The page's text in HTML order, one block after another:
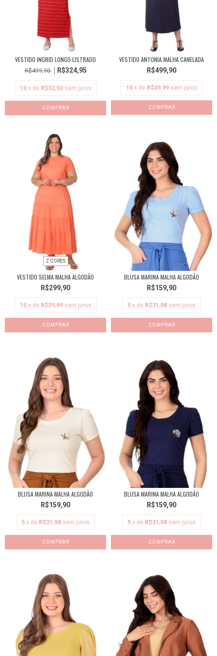
VESTIDO INGRID LONGO LISTRADO
R$499,90 R$324,95
10 x de R$32,50 sem juros
COMPRAR
VESTIDO ANTONIA MALHA CANELADA
R$499,90
10 x de R$49,99 sem juros
COMPRAR
2 CORES
VESTIDO SELMA MALHA ALGODÃO
R$299,90
10 x de R$29,99 sem juros
COMPRAR
BLUSA MARINA MALHA ALGODÃO
R$159,90
5 x de R$31,98 sem juros
COMPRAR
BLUSA MARINA MALHA ALGODÃO
R$159,90
5 x de R$31,98 sem juros
COMPRAR
BLUSA MARINA MALHA ALGODÃO
R$159,90
5 x de R$31,98 sem juros
COMPRAR